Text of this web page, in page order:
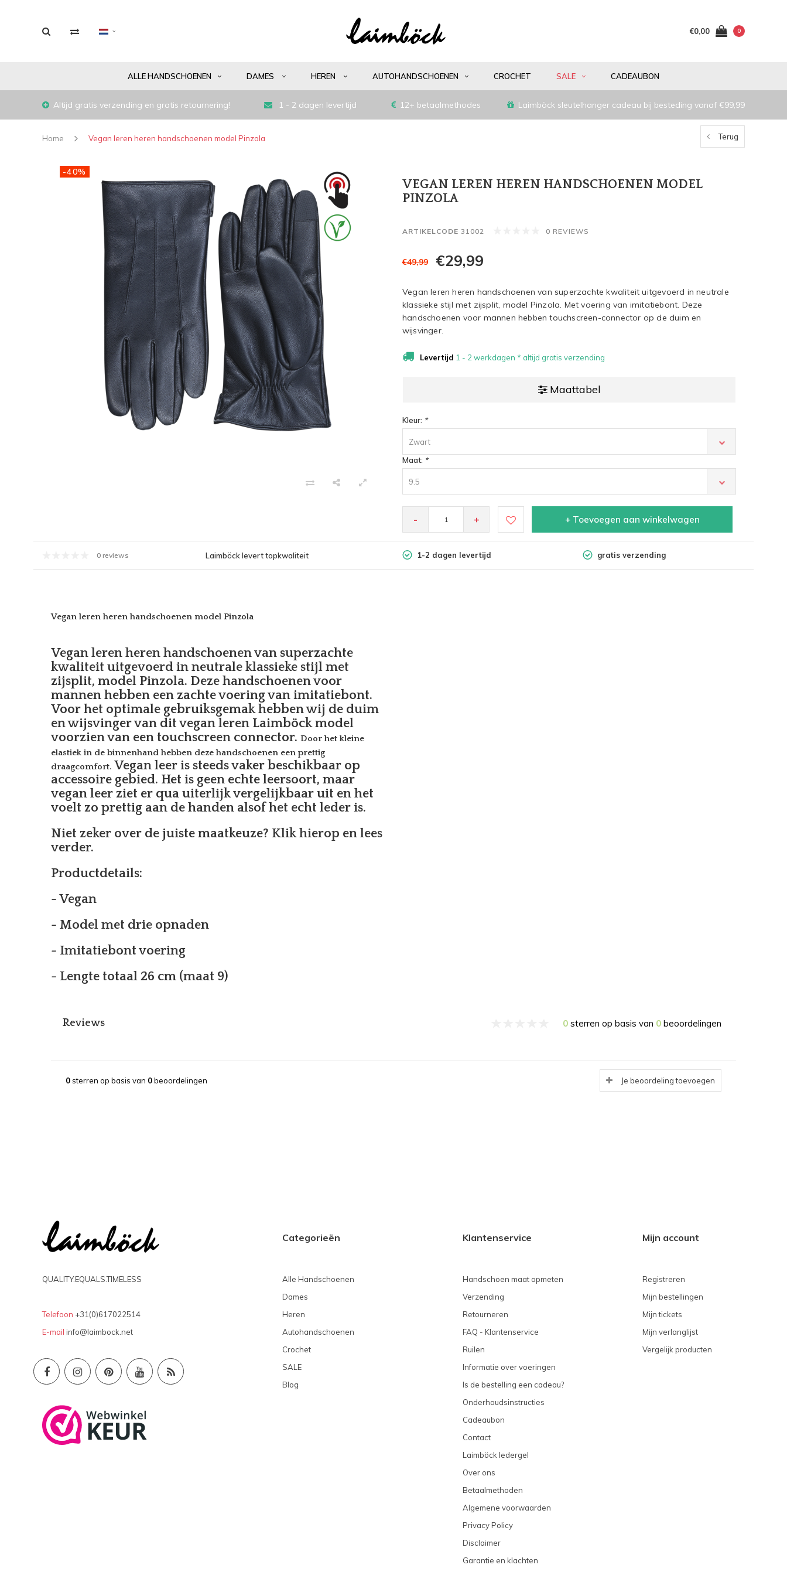
€0,00 0
ALLE HANDSCHOENEN DAMES HEREN AUTOHANDSCHOENEN CROCHET SALE CADEAUBON
Altijd gratis verzending en gratis retournering! 1 - 2 dagen levertijd 12+ betaalmethodes Laimböck sleutelhanger cadeau bij besteding vanaf €99,99
Home Vegan leren heren handschoenen model Pinzola Terug
-40%
VEGAN LEREN HEREN HANDSCHOENEN MODEL
PINZOLA
ARTIKELCODE 31002 0 REVIEWS
€49,99 €29,99
Vegan leren heren handschoenen van superzachte kwaliteit uitgevoerd in neutrale
klassieke stijl met zijsplit, model Pinzola. Met voering van imitatiebont. Deze
handschoenen voor mannen hebben touchscreen-connector op de duim en
wijsvinger.
Levertijd 1 - 2 werkdagen * altijd gratis verzending
Maattabel
Kleur: *
Zwart
Maat: *
9.5
- + + Toevoegen aan winkelwagen
0 reviews Laimböck levert topkwaliteit 1-2 dagen levertijd gratis verzending
Vegan leren heren handschoenen model Pinzola
Vegan leren heren handschoenen van superzachte
kwaliteit uitgevoerd in neutrale klassieke stijl met
zijsplit, model Pinzola. Deze handschoenen voor
mannen hebben een zachte voering van imitatiebont.
Voor het optimale gebruiksgemak hebben wij de duim
en wijsvinger van dit vegan leren Laimböck model
voorzien van een touchscreen connector. Door het kleine
elastiek in de binnenhand hebben deze handschoenen een prettig
draagcomfort. Vegan leer is steeds vaker beschikbaar op
accessoire gebied. Het is geen echte leersoort, maar
vegan leer ziet er qua uiterlijk vergelijkbaar uit en het
voelt zo prettig aan de handen alsof het echt leder is.
Niet zeker over de juiste maatkeuze? Klik hierop en lees
verder.
Productdetails:
- Vegan
- Model met drie opnaden
- Imitatiebont voering
- Lengte totaal 26 cm (maat 9)
Reviews 0 sterren op basis van 0 beoordelingen
0sterren op basis van 0beoordelingen Je beoordeling toevoegen
QUALITY.EQUALS.TIMELESS
Telefoon +31(0)617022514
E-mail info@laimbock.net
Categorieën
Alle Handschoenen
Dames
Heren
Autohandschoenen
Crochet
SALE
Blog
Klantenservice
Handschoen maat opmeten
Verzending
Retourneren
FAQ - Klantenservice
Ruilen
Informatie over voeringen
Is de bestelling een cadeau?
Onderhoudsinstructies
Cadeaubon
Contact
Laimböck ledergel
Over ons
Betaalmethoden
Algemene voorwaarden
Privacy Policy
Disclaimer
Garantie en klachten
Mijn account
Registreren
Mijn bestellingen
Mijn tickets
Mijn verlanglijst
Vergelijk producten